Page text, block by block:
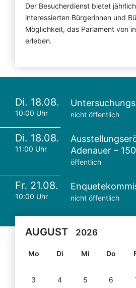
Der Besucherdienst bietet
interessierten Bürgerinnen und
Möglichkeit, das Parlament von
erleben.
Di. 18.08.
10:00 Uhr nicht öffentlich
Di. 18.08.
11:00 Uhr
Adenauer –
öffentlich
Fr. 21.08.
10:00 Uhr nicht öffentlich
AUGUST 2026
Mo Di Mi Do
3
4 5 6